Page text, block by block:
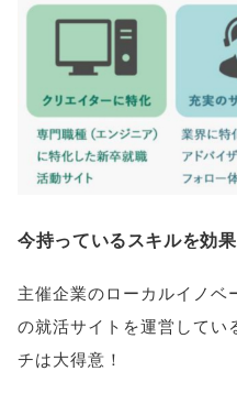
今持っているスキルを効
主催企業のローカルイノベ
の就活サイトを運営してい
チは大得意！